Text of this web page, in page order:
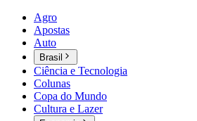
Agro
Apostas
Auto
Brasil
Ciência e Tecnologia
Colunas
Copa do Mundo
Cultura e Lazer